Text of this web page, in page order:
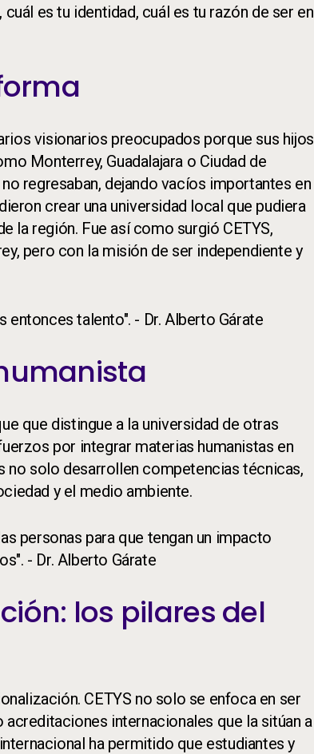
es tu identidad, cuál es tu razón de ser en
visionarios preocupados porque sus hijos
Monterrey, Guadalajara o Ciudad de
regresaban, dejando vacíos importantes en
crear una universidad local que pudiera
la región. Fue así como surgió CETYS,
pero con la misión de ser independiente y
talento". - Dr. Alberto Gárate
que distingue a la universidad de otras
por integrar materias humanistas en
no solo desarrollen competencias técnicas,
y el medio ambiente.
personas para que tengan un impacto
- Dr. Alberto Gárate
los pilares del
CETYS no solo se enfoca en ser
internacionales que la sitúan a
ha permitido que estudiantes y